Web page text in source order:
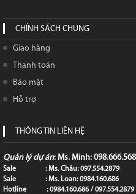
CHÍNH SÁCH CHUNG
Giao hàng
Thanh toán
Bảo mật
Hỗ trợ
THÔNG TIN LIÊN HỆ
Quản lý dự án: Ms. Minh:
Sale : Ms. Châu: 097.554.2879
Sale : Ms. Loan: 0984.160.686
Hotline : 0984.160.686 / 097.554.2879